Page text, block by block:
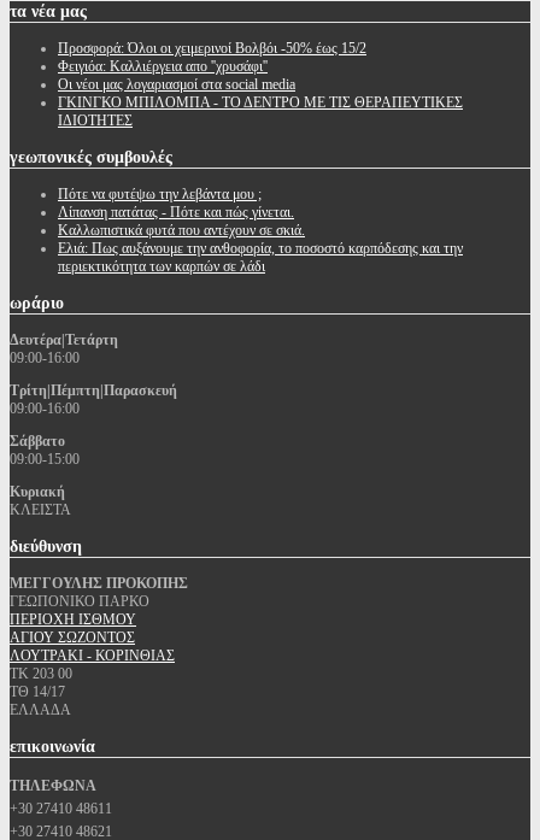
τα νέα μας
Προσφορά: Όλοι οι χειμερινοί Βολβόι -50% έως 15/2
Φειγιόα: Καλλιέργεια απο ''χρυσάφι''
Oι νέοι μας λογαριασμοί στα social media
ΓΚΙΝΓΚΟ ΜΠΙΛΟΜΠΑ - ΤΟ ΔΕΝΤΡΟ ΜΕ ΤΙΣ ΘΕΡΑΠΕΥΤΙΚΕΣ
ΙΔΙΟΤΗΤΕΣ
γεωπονικές συμβουλές
Πότε να φυτέψω την λεβάντα μου ;
Λίπανση πατάτας - Πότε και πώς γίνεται.
Καλλωπιστικά φυτά που αντέχουν σε σκιά.
Ελιά: Πως αυξάνουμε την ανθοφορία, το ποσοστό καρπόδεσης και την
περιεκτικότητα των καρπών σε λάδι
ωράριο
Δευτέρα|Τετάρτη
09:00-16:00
Τρίτη|Πέμπτη|Παρασκευή
09:00-16:00
Σάββατο
09:00-15:00
Κυριακή
ΚΛΕΙΣΤΑ
διεύθυνση
ΜΕΓΓΟΥΛΗΣ ΠΡΟΚΟΠΗΣ
ΓΕΩΠΟΝΙΚΟ ΠΑΡΚΟ
ΠΕΡΙΟΧΗ ΙΣΘΜΟΥ
ΑΓΙΟΥ ΣΩΖΟΝΤΟΣ
ΛΟΥΤΡΑΚΙ - ΚΟΡΙΝΘΙΑΣ
ΤΚ 203 00
ΤΘ 14/17
ΕΛΛΑΔΑ
επικοινωνία
ΤΗΛΕΦΩΝΑ
+30 27410 48611
+30 27410 48621